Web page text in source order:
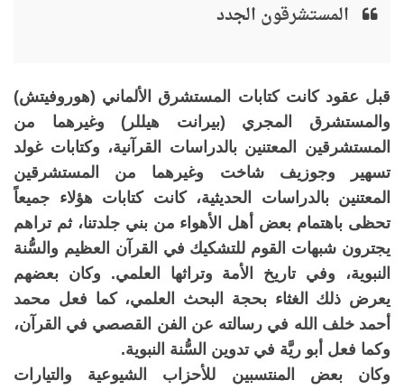
المستشرقون الجدد
قبل عقود كانت كتابات المستشرق الألماني (هوروفيتش)
والمستشرق المجري (بيرانت هيللر) وغيرهما من
المستشرقين المعتنين بالدراسات القرآنية، وكتابات غولد
تسهير وجوزيف شاخت وغيرهما من المستشرقين
المعتنين بالدراسات الحديثية، كانت كتابات هؤلاء جميعاً
تحظى باهتمام بعض أهل الأهواء من بني جلدتنا، ثم تراهم
يجترون شبهات القوم للتشكيك في القرآن العظيم والسُّنة
النبوية، وفي تاريخ الأمة وتراثها العلمي. وكان بعضهم
يعرض ذلك الغثاء بحجة البحث العلمي، كما فعل محمد
أحمد خلف الله في رسالته عن الفن القصصي في القرآن،
وكما فعل أبو ريَّة في تدوين السُّنة النبوية.
وكان بعض المنتسبين للأحزاب الشيوعية والتيارات